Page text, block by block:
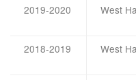
2019-2020
West
2018-2019
West